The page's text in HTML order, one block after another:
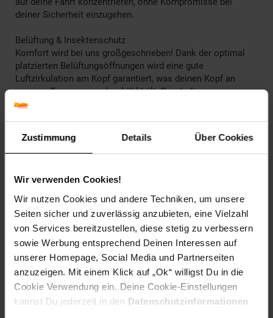
Zustimmung Details Über Cookies
Wir verwenden Cookies!
Wir nutzen Cookies und andere Techniken, um unsere
Seiten sicher und zuverlässig anzubieten, eine Vielzahl
von Services bereitzustellen, diese stetig zu verbessern
sowie Werbung entsprechend Deinen Interessen auf
unserer Homepage, Social Media und Partnerseiten
anzuzeigen. Mit einem Klick auf „Ok“ willigst Du in die
Cookie Verwendung ein. Deine Cookie-Einstellungen
kannst Du jederzeit in den Datenschutzinformationen
deiner Sicherheit einzugehen.
Belüftung & Insektenschutz
Komfort wird bei uns großgeschrieben! Dank der optimal
platzierten Belüftungsöffnungen wird eine gute
Luftzirkulation am Kopf garantiert, was deinen Kopf an
warmen Tagen angenehm kühl hält. Durch die
eingeschäumten Insektenschutznetze ist der Fahrradhelm
360° Größenverstellsystem
Höhenverstellung, lässt sich der Helm bestens auf die
unterschiedlichsten Kopfformen anpassen und einstellen.
Anzahl der Belüftungsöffnungen: 15
Batt-Reg.-Nr. DE: 35726610
Eigenname: Madcat Mips
Farbe: grün
Gewicht: 470g
Größe: 49-56cm
ProdSV Land: Germany